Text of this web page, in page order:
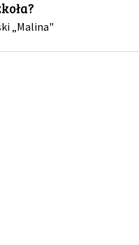
„Malina"